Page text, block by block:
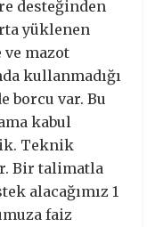
desteğinden
yüklenen
ve mazot
kullanmadığı
borcu var. Bu
kabul
Teknik
Bir talimatla
alacağımız 1
faiz